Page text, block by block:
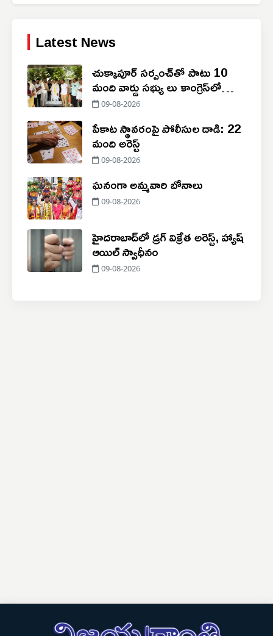
Latest News
చుక్కాపూర్‌ సర్పంచ్‌తో పాటు 10
మంది వార్డు సభ్యు లు కాంగ్రెస్‌లో
చేరిక
09-08-2026
పేకాట స్థావరంపై పోలీసుల దాడి: 22
మంది అరెస్ట్
09-08-2026
ఘనంగా అమ్మవారి బోనాలు
09-08-2026
హైదరాబాద్‌లో డ్రగ్ విక్రేత అరెస్ట్, హ్యాష్
ఆయిల్ స్వాధీనం
09-08-2026